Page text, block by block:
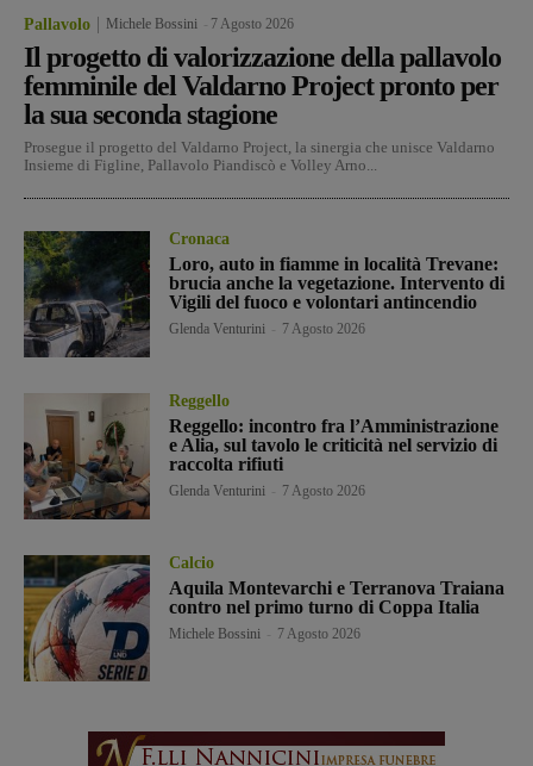
Pallavolo Michele Bossini 7 Agosto 2026
Il progetto di valorizzazione della pallavolo
femminile del Valdarno Project pronto per
la sua seconda stagione
Prosegue il progetto del Valdarno Project, la sinergia che unisce Valdarno
Insieme di Figline, Pallavolo Piandiscò e Volley Arno...
Cronaca
Loro, auto in fiamme in località Trevane:
brucia anche la vegetazione. Intervento di
Vigili del fuoco e volontari antincendio
Glenda Venturini 7 Agosto 2026
Reggello
Reggello: incontro fra l’Amministrazione
e Alia, sul tavolo le criticità nel servizio di
raccolta rifiuti
Glenda Venturini 7 Agosto 2026
Calcio
Aquila Montevarchi e Terranova Traiana
contro nel primo turno di Coppa Italia
Michele Bossini 7 Agosto 2026